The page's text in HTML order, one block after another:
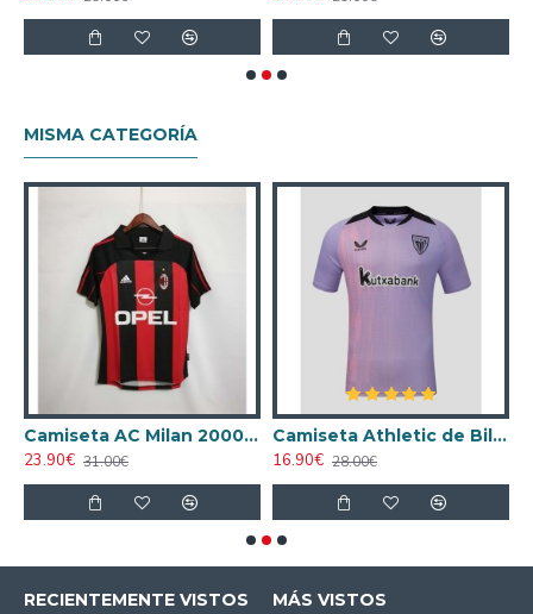
MISMA CATEGORÍA
Camiseta AC Milan 2000/2001 Local Retro
23.90€ 31.00€
Camiseta Athletic de Bilbao 2024/2025 Alternativo
16.90€ 28.00€
RECIENTEMENTE VISTOS MÁS VISTOS